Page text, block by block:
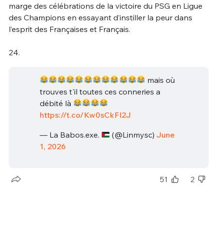
marge des célébrations de la victoire du PSG en Ligue
des Champions en essayant d’instiller la peur dans
l’esprit des Françaises et Français.
24.
mais où
trouves t'il toutes ces conneries a
débité là
https://t.co/Kw0sCkFI2J
— La Babos.exe. (@Linmysc) June
1, 2026
51 2